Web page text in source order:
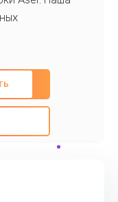
и
ремонт с
а
предоставить
записаться на